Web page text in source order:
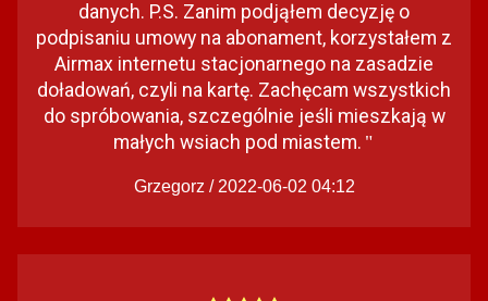
danych. P.S. Zanim podjąłem decyzję o
podpisaniu umowy na abonament, korzystałem z
Airmax internetu stacjonarnego na zasadzie
doładowań, czyli na kartę. Zachęcam wszystkich
do spróbowania, szczególnie jeśli mieszkają w
małych wsiach pod miastem. "
Grzegorz / 2022-06-02 04:12